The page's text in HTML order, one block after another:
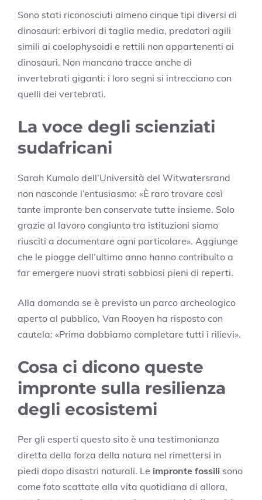
Sono stati riconosciuti almeno cinque tipi diversi di
dinosauri: erbivori di taglia media, predatori agili
simili ai coelophysoidi e rettili non appartenenti ai
dinosauri. Non mancano tracce anche di
invertebrati giganti: i loro segni si intrecciano con
quelli dei vertebrati.
La voce degli scienziati
sudafricani
Sarah Kumalo dell’Università del Witwatersrand
non nasconde l’entusiasmo: «È raro trovare così
tante impronte ben conservate tutte insieme. Solo
grazie al lavoro congiunto tra istituzioni siamo
riusciti a documentare ogni particolare». Aggiunge
che le piogge dell’ultimo anno hanno contribuito a
far emergere nuovi strati sabbiosi pieni di reperti.
Alla domanda se è previsto un parco archeologico
aperto al pubblico, Van Rooyen ha risposto con
cautela: «Prima dobbiamo completare tutti i rilievi».
Cosa ci dicono queste
impronte sulla resilienza
degli ecosistemi
Per gli esperti questo sito è una testimonianza
diretta della forza della natura nel rimettersi in
piedi dopo disastri naturali. Le impronte fossili sono
come foto scattate alla vita quotidiana di allora,